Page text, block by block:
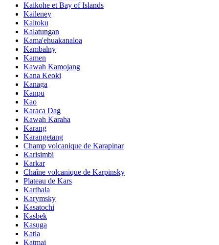
Kaikohe et Bay of Islands
Kaileney
Kaitoku
Kalatungan
Kama'ehuakanaloa
Kambalny
Kamen
Kawah Kamojang
Kana Keoki
Kanaga
Kanpu
Kao
Karaca Dag
Kawah Karaha
Karang
Karangetang
Champ volcanique de Karapinar
Karisimbi
Karkar
Chaîne volcanique de Karpinsky
Plateau de Kars
Karthala
Karymsky
Kasatochi
Kasbek
Kasuga
Katla
Katmai